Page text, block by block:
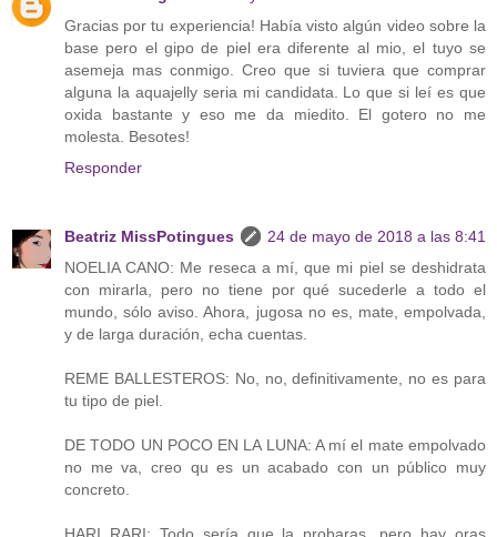
Gracias por tu experiencia! Había visto algún video sobre la
base pero el gipo de piel era diferente al mio, el tuyo se
asemeja mas conmigo. Creo que si tuviera que comprar
alguna la aquajelly seria mi candidata. Lo que si leí es que
oxida bastante y eso me da miedito. El gotero no me
molesta. Besotes!
Responder
Beatriz MissPotingues
24 de mayo de 2018 a las 8:41
NOELIA CANO: Me reseca a mí, que mi piel se deshidrata
con mirarla, pero no tiene por qué sucederle a todo el
mundo, sólo aviso. Ahora, jugosa no es, mate, empolvada,
y de larga duración, echa cuentas.
REME BALLESTEROS: No, no, definitivamente, no es para
tu tipo de piel.
DE TODO UN POCO EN LA LUNA: A mí el mate empolvado
no me va, creo qu es un acabado con un público muy
concreto.
HARI RARI: Todo sería que la probaras, pero hay oras